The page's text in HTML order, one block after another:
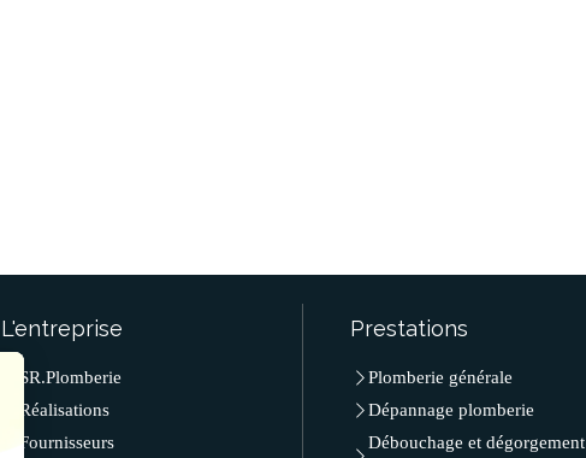
L'entreprise
SR.Plomberie
Réalisations
Fournisseurs
Prestations
Plomberie générale
Dépannage plomberie
Débouchage et dégorgement